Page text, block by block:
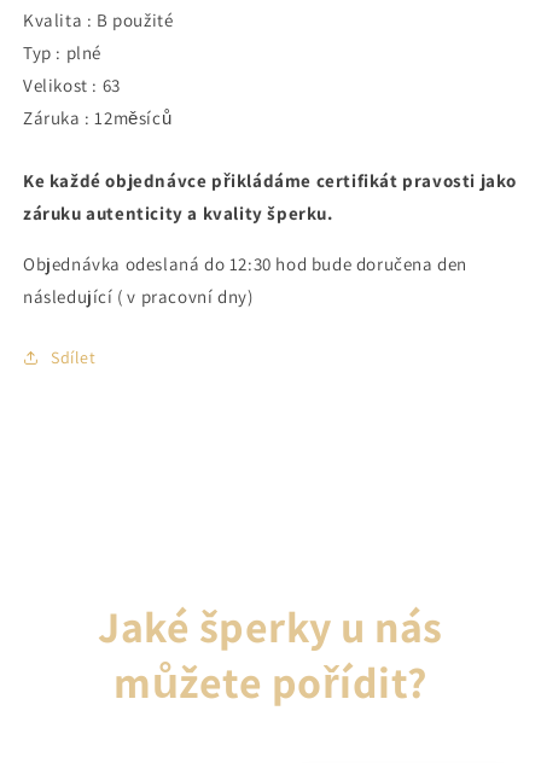
Kvalita : B použité
Typ : plné
Velikost : 63
Záruka : 12měsíců
Ke každé objednávce přikládáme certifikát pravosti jako
záruku autenticity a kvality šperku.
Objednávka odeslaná do 12:30 hod bude doručena den
následující ( v pracovní dny)
Sdílet
Jaké šperky u nás
můžete pořídit?